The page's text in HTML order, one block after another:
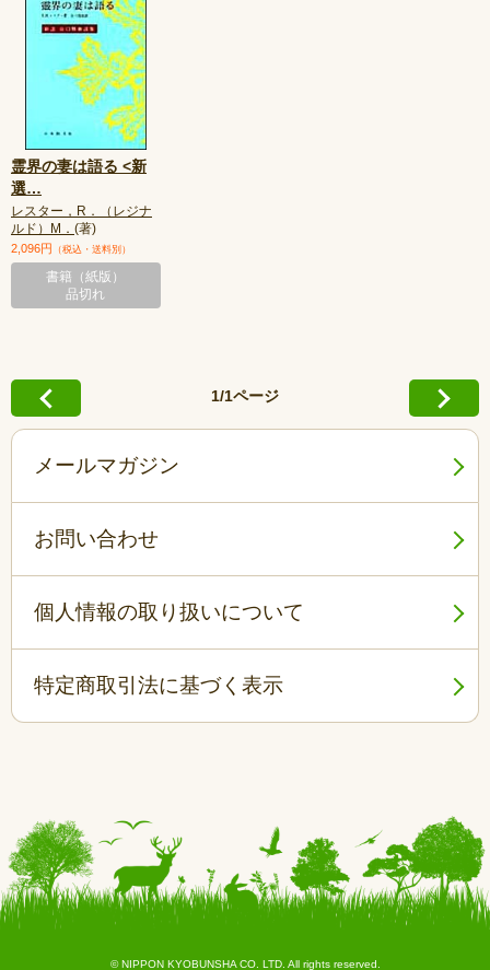
霊界の妻は語る <新
選…
レスター，R．（レジナ
ルド）M． (著)
2,096円 （税込・送料別）
書籍（紙版）
品切れ
1/1ページ
メールマガジン
お問い合わせ
個人情報の取り扱いについて
特定商取引法に基づく表示
© NIPPON KYOBUNSHA CO. LTD. All rights reserved.